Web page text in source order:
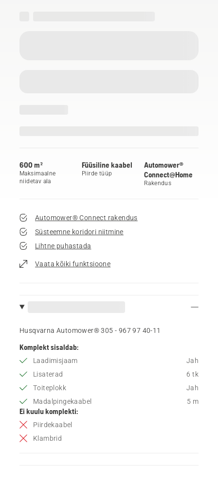
600 m²
Maksimaalne
niidetav ala
Füüsiline kaabel
Piirde tüüp
Automower®
Connect@Home
Rakendus
Automower® Connect rakendus
Süsteemne koridori niitmine
Lihtne puhastada
Vaata kõiki funktsioone
Husqvarna Automower® 305 - 967 97 40‑11
Komplekt sisaldab:
Laadimisjaam
Jah
Lisaterad
6 tk
Toiteplokk
Jah
Madalpingekaabel
5 m
Ei kuulu komplekti:
Piirdekaabel
Klambrid